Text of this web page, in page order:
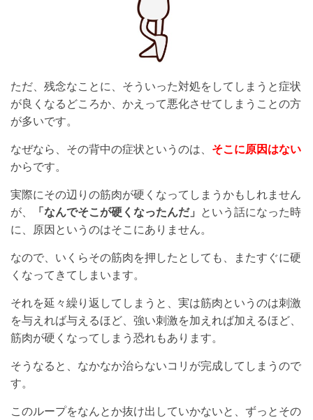
ただ、残念なことに、そういった対処をしてしまうと症状
が良くなるどころか、かえって悪化させてしまうことの方
が多いです。
なぜなら、その背中の症状というのは、 そこに原因はない
からです。
実際にその辺りの筋肉が硬くなってしまうかもしれません
が、
「なんでそこが硬くなったんだ」 という話になった時
に、原因というのはそこにありません。
なので、いくらその筋肉を押したとしても、またすぐに硬
くなってきてしまいます。
それを延々繰り返してしまうと、実は筋肉というのは刺激
を与えれば与えるほど、強い刺激を加えれば加えるほど、
筋肉が硬くなってしまう恐れもあります。
そうなると、なかなか治らないコリが完成してしまうので
す。
このループをなんとか抜け出していかないと、ずっとその